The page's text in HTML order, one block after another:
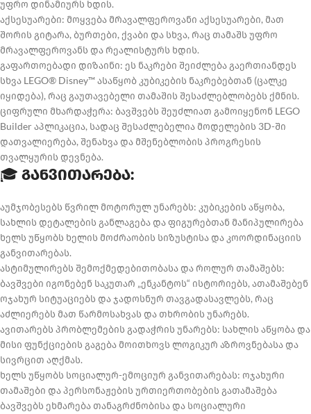
უფრო დინამიურს ხდის.
აქსესუარები: მოყვება მრავალფეროვანი აქსესუარები, მათ
შორის გიტარა, ბურთები, ქვაბი და სხვა, რაც თამაშს უფრო
მრავალფეროვანს და რეალისტურს ხდის.
გაფართოებადი დიზაინი: ეს ნაკრები შეიძლება გაერთიანდეს
სხვა LEGO® Disney™ ასაწყობ კუბიკების ნაკრებებთან (ცალკე
იყიდება), რაც გაუთავებელი თამაშის შესაძლებლობებს ქმნის.
ციფრული მხარდაჭერა: ბავშვებს შეუძლიათ გამოიყენონ LEGO
Builder აპლიკაცია, სადაც შესაძლებელია მოდელების 3D-ში
დათვალიერება, შენახვა და მშენებლობის პროგრესის
თვალყურის დევნება.
🎓 განვითარება:
აუმჯობესებს წვრილ მოტორულ უნარებს: კუბიკების აწყობა,
სახლის დეტალების განლაგება და ფიგურებთან მანიპულირება
ხელს უწყობს ხელის მოძრაობის სიზუსტისა და კოორდინაციის
განვითარებას.
ასტიმულირებს შემოქმედებითობასა და როლურ თამაშებს:
ბავშვები იგონებენ საკუთარ „ენკანტოს“ ისტორიებს, ათამაშებენ
ოჯახურ სიტუაციებს და ჯადოსნურ თავგადასავლებს, რაც
აძლიერებს მათ წარმოსახვას და თხრობის უნარებს.
ავითარებს პრობლემების გადაჭრის უნარებს: სახლის აწყობა და
მისი ფუნქციების გაგება მოითხოვს ლოგიკურ აზროვნებასა და
სივრცით აღქმას.
ხელს უწყობს სოციალურ-ემოციურ განვითარებას: ოჯახური
თამაშები და პერსონაჟების ურთიერთობების გათამაშება
ბავშვებს ეხმარება თანაგრძნობისა და სოციალური